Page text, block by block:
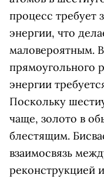
процесс требует
энергии, что
маловероятным.
прямоугольного
энергии
Поскольку
чаще, золото в
блестящим.
взаимосвязь
реконструкцией